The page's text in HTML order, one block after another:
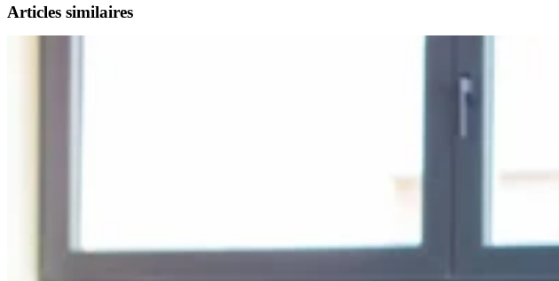
Facebook
X
Reddit
LinkedIn
WhatsApp
Pinterest
Email
Articles similaires